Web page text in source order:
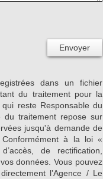
Envoyer
dans un fichier
du traitement pour la
reste Responsable du
du traitement repose sur
jusqu'à demande de
à la loi «
de rectification,
données. Vous pouvez
l’Agence / Le